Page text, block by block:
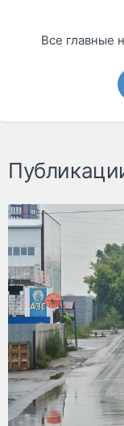
Все главные